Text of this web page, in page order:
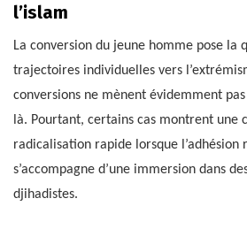
l’islam
La conversion du jeune homme pose la
trajectoires individuelles vers
conversions ne mènent évidemment
là. Pourtant, certains cas montrent une
radicalisation rapide lorsque l’adhésion
s’accompagne d’une immersion dans
djihadistes.